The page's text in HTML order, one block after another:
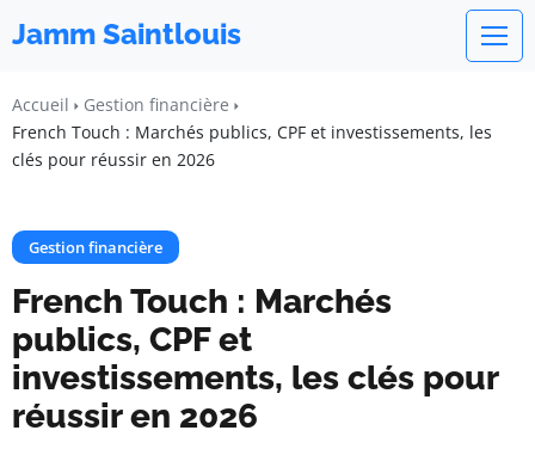
Jamm Saintlouis
Accueil
Gestion financière
French Touch : Marchés publics, CPF et investissements, les
clés pour réussir en 2026
Gestion financière
French Touch : Marchés
publics, CPF et
investissements, les clés pour
réussir en 2026